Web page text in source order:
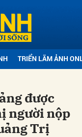
TRIỂN LÃM ẢNH
được
người nộp
Trị